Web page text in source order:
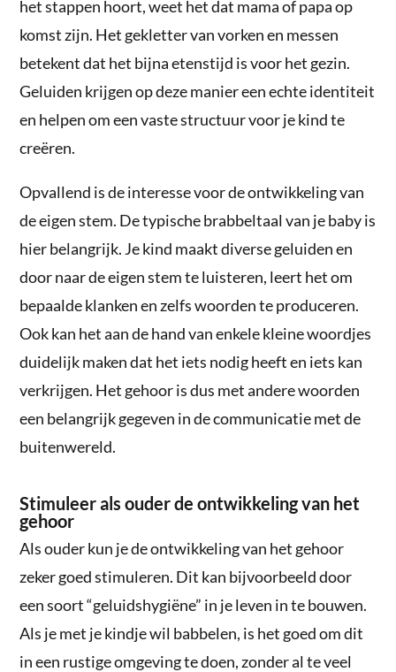
het stappen hoort, weet het dat mama of papa op
komst zijn. Het gekletter van vorken en messen
betekent dat het bijna etenstijd is voor het gezin.
Geluiden krijgen op deze manier een echte identiteit
en helpen om een vaste structuur voor je kind te
creëren.
Opvallend is de interesse voor de ontwikkeling van
de eigen stem. De typische brabbeltaal van je baby is
hier belangrijk. Je kind maakt diverse geluiden en
door naar de eigen stem te luisteren, leert het om
bepaalde klanken en zelfs woorden te produceren.
Ook kan het aan de hand van enkele kleine woordjes
duidelijk maken dat het iets nodig heeft en iets kan
verkrijgen. Het gehoor is dus met andere woorden
een belangrijk gegeven in de communicatie met de
buitenwereld.
Stimuleer als ouder de ontwikkeling van het
gehoor
Als ouder kun je de ontwikkeling van het gehoor
zeker goed stimuleren. Dit kan bijvoorbeeld door
een soort “geluidshygiëne” in je leven in te bouwen.
Als je met je kindje wil babbelen, is het goed om dit
in een rustige omgeving te doen, zonder al te veel